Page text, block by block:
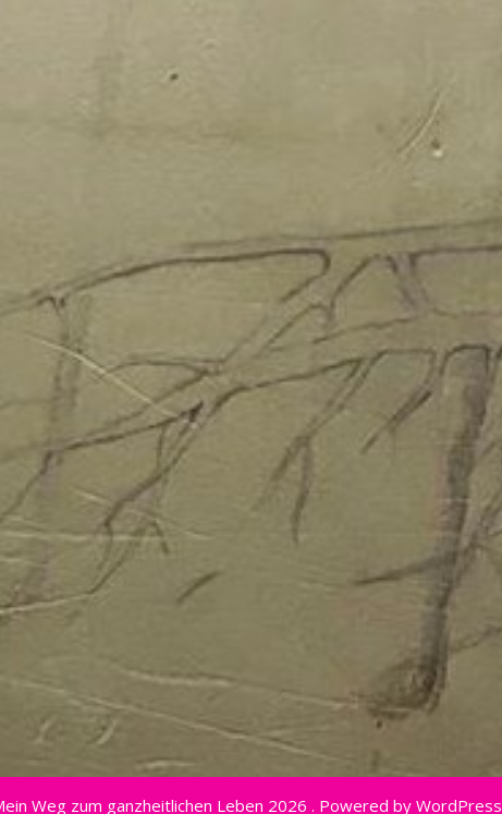
Weg zum ganzheitlichen Leben 2026 . Powered by WordPress